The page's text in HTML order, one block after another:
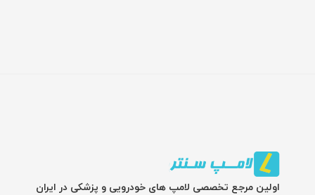
اولین مرجع تخصصی لامپ های خودرویی و پزشکی در ایران